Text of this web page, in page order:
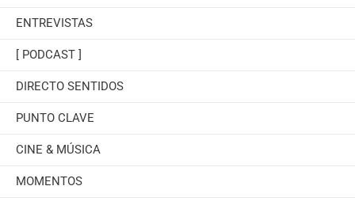
ENTREVISTAS
[ PODCAST ]
DIRECTO SENTIDOS
PUNTO CLAVE
CINE & MÚSICA
MOMENTOS